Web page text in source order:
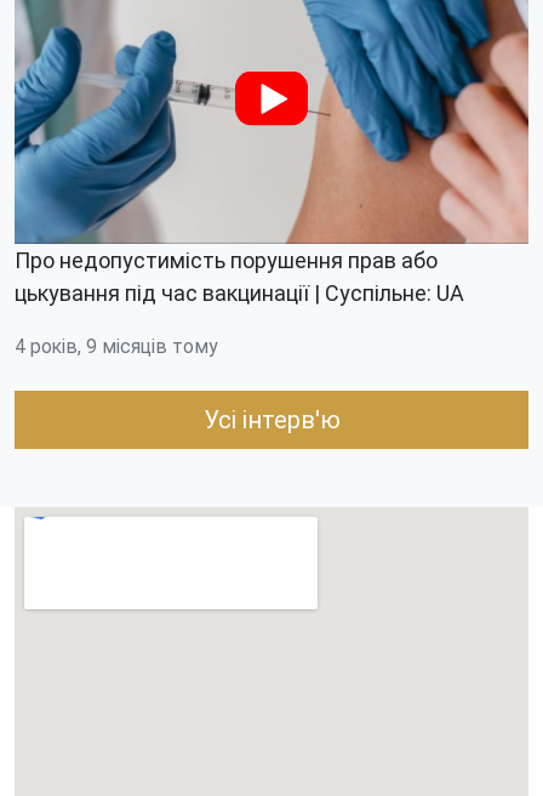
Про недопустимість порушення прав або
цькування під час вакцинації | Суспільне: UA
4 років, 9 місяців тому
Усі інтерв'ю